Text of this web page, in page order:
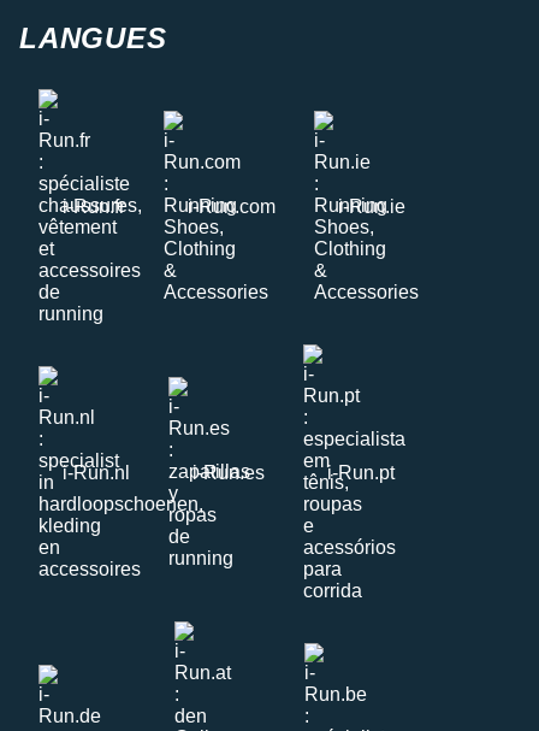
LANGUES
i-Run.fr i-Run.com i-Run.ie
i-Run.nl i-Run.es i-Run.pt